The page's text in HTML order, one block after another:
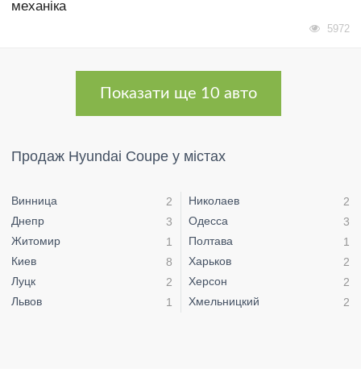
механіка
5972
Показати ще 10 авто
Продаж Hyundai Coupe у містах
Винница
2
Днепр
3
Житомир
1
Киев
8
Луцк
2
Львов
1
Николаев
2
Одесса
3
Полтава
1
Харьков
2
Херсон
2
Хмельницкий
2